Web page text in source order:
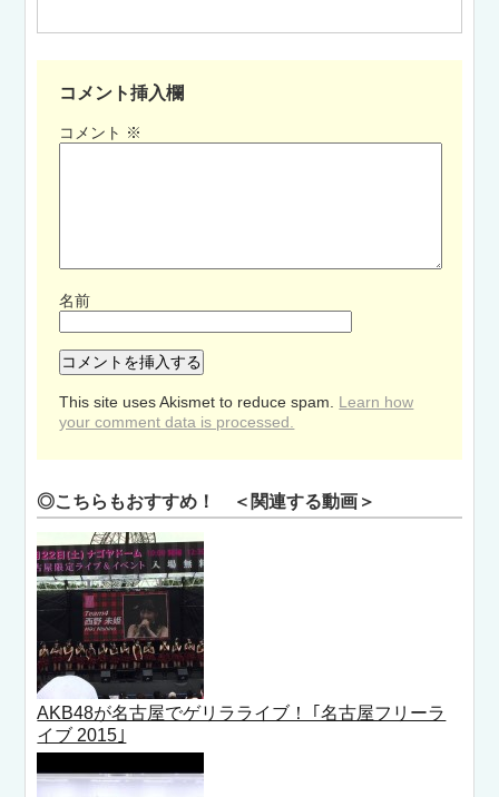
コメント挿入欄
コメント ※
名前
This site uses Akismet to reduce spam. Learn how
your comment data is processed.
◎こちらもおすすめ！ ＜関連する動画＞
AKB48が名古屋でゲリラライブ！ ｢名古屋フリーラ
イブ 2015｣